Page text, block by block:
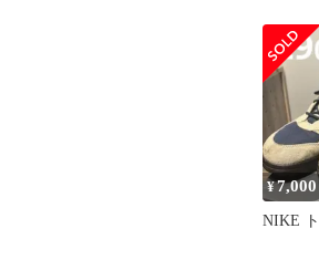
¥7,000
NIKE